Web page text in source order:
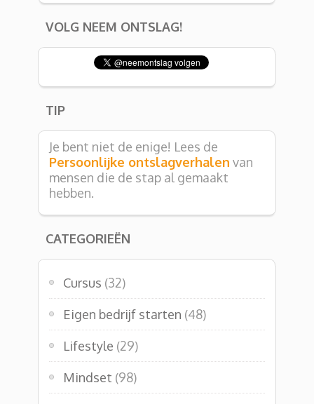
VOLG NEEM ONTSLAG!
TIP
Je bent niet de enige! Lees de
Persoonlijke ontslagverhalen van
mensen die de stap al gemaakt
hebben.
CATEGORIEËN
Cursus (32)
Eigen bedrijf starten (48)
Lifestyle (29)
Mindset (98)